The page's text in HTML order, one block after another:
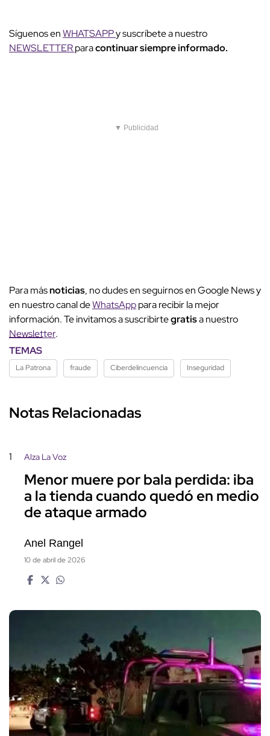
Síguenos enWHATSAPPy suscríbete a nuestro
NEWSLETTERparacontinuar siempre informado.
▼ Publicidad
Para másnoticias, no dudes en seguirnos en Google News y
en nuestro canal deWhatsApppara recibir la mejor
información. Te invitamos a suscribirtegratisa nuestro
Newsletter.
TEMAS
La Patrona fraude Ciberdelincuencia Inseguridad
Notas Relacionadas
1 Alza La Voz
Menor muere por bala perdida: iba
a la tienda cuando quedó en medio
de ataque armado
Anel Rangel
10 de abril de 2026